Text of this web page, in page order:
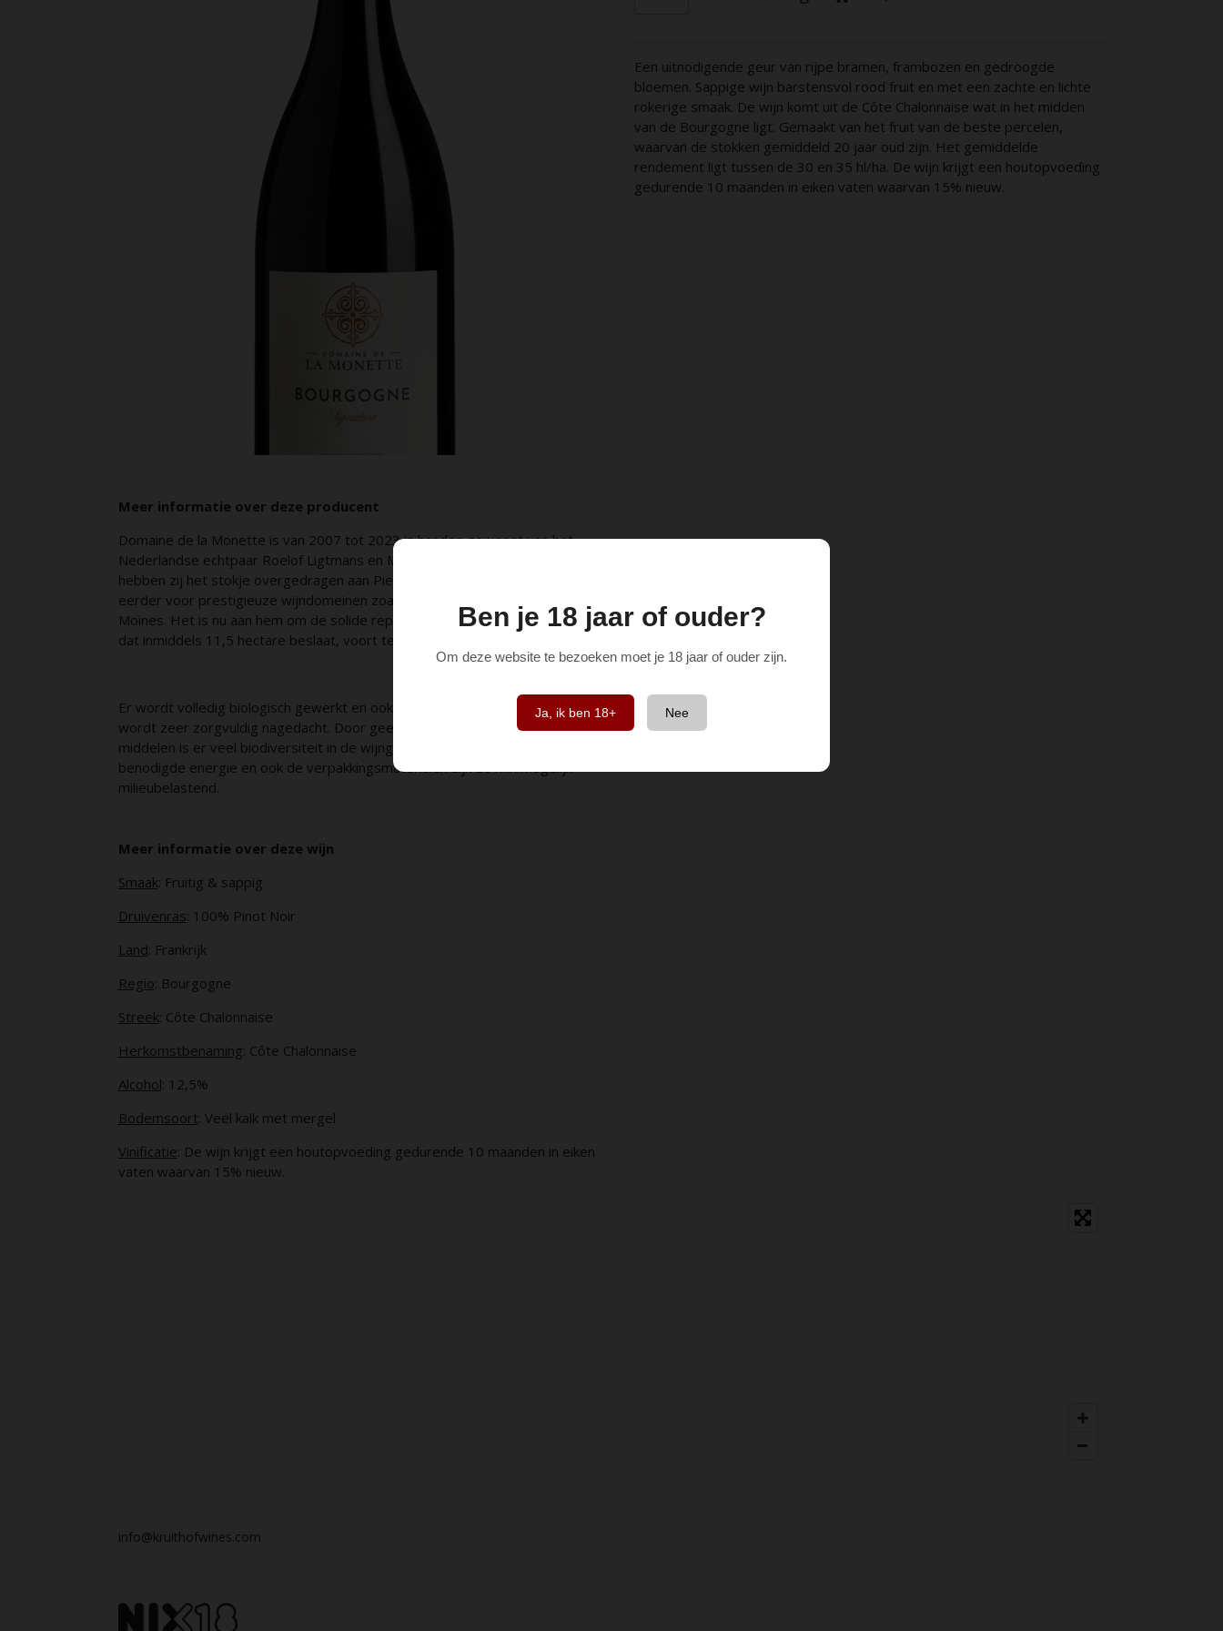
Ben je 18 jaar of ouder?
Om deze website te bezoeken moet je 18 jaar of ouder zijn.
Ja, ik ben 18+ Nee
Een uitnodigende geur van rijpe bramen, frambozen en gedroogde
bloemen. Sappige wijn barstensvol rood fruit en met een zachte en lichte
rokerige smaak. De wijn komt uit de Côte Chalonnaise wat in het midden
van de Bourgogne ligt. Gemaakt van het fruit van de beste percelen,
waarvan de stokken gemiddeld 20 jaar oud zijn. Het gemiddelde
rendement ligt tussen de 30 en 35 hl/ha. De wijn krijgt een houtopvoeding
gedurende 10 maanden in eiken vaten waarvan 15% nieuw.
Meer informatie over deze producent
Domaine de la Monette is van 2007 tot 2023 in handen geweest van het
Nederlandse echtpaar Roelof Ligtmans en Marlon Steine. Sinds begin 2023
hebben zij het stokje overgedragen aan Pierre-Etienne Chevallier. Hij werkte
eerder voor prestigieuze wijndomeinen zoals La Vougeraie en Cellier aux
Moines. Het is nu aan hem om de solide reputatie van Domaine de la Monette,
dat inmiddels 11,5 hectare beslaat, voort te zetten.
Er wordt volledig biologisch gewerkt en ook over de verdere handelingen
wordt zeer zorgvuldig nagedacht. Door geen gebruik te maken van chemische
middelen is er veel biodiversiteit in de wijngaard. Zonnepanelen leveren de
benodigde energie en ook de verpakkingsmaterialen zijn zo min mogelijk
milieubelastend.
Meer informatie over deze wijn
Smaak: Fruitig & sappig
Druivenras: 100% Pinot Noir
Land: Frankrijk
Regio: Bourgogne
Streek: Côte Chalonnaise
Herkomstbenaming: Côte Chalonnaise
Alcohol: 12,5%
Bodemsoort: Veel kalk met mergel
Vinificatie: De wijn krijgt een houtopvoeding gedurende 10 maanden in eiken
vaten waarvan 15% nieuw.
info@kruithofwines.com